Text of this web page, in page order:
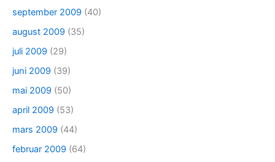
september 2009 (40)
august 2009 (35)
juli 2009 (29)
juni 2009 (39)
mai 2009 (50)
april 2009 (53)
mars 2009 (44)
februar 2009 (64)